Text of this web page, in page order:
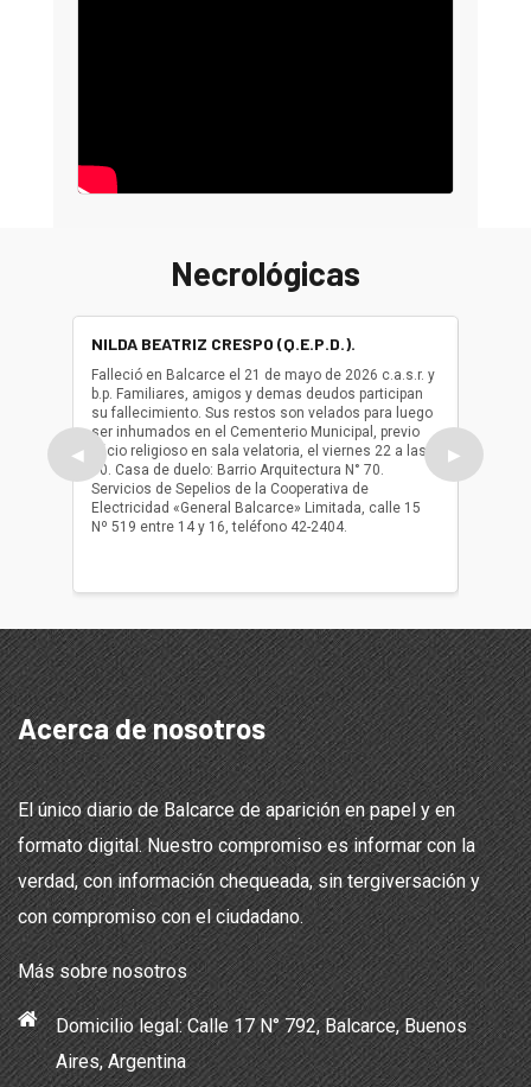
Necrológicas
◀
NILDA BEATRIZ CRESPO (Q.E.P.D.).
Falleció en Balcarce el 21 de mayo de 2026 c.a.s.r. y
b.p. Familiares, amigos y demas deudos participan
su fallecimiento. Sus restos son velados para luego
ser inhumados en el Cementerio Municipal, previo
oficio religioso en sala velatoria, el viernes 22 a las
10. Casa de duelo: Barrio Arquitectura N° 70.
Servicios de Sepelios de la Cooperativa de
Electricidad «General Balcarce» Limitada, calle 15
Nº 519 entre 14 y 16, teléfono 42-2404.
ser
oficio
▶
Acerca de nosotros
El único diario de Balcarce de aparición en papel y en
formato digital. Nuestro compromiso es informar con la
verdad, con información chequeada, sin tergiversación y
con compromiso con el ciudadano.
Más sobre nosotros
Domicilio legal: Calle 17 N° 792, Balcarce, Buenos
Aires, Argentina